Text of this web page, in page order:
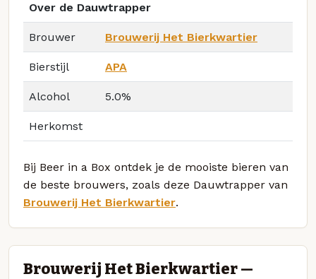
Over de Dauwtrapper
Brouwer Brouwerij Het Bierkwartier
Bierstijl APA
Alcohol 5.0%
Herkomst
Bij Beer in a Box ontdek je de mooiste bieren van
de beste brouwers, zoals deze Dauwtrapper van
Brouwerij Het Bierkwartier.
Brouwerij Het Bierkwartier —